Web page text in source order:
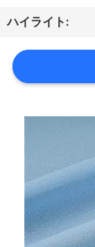
質
ハイライト: